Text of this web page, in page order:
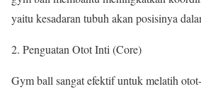
yaitu kesadaran tubuh akan posisinya
Penguatan Otot Inti (Core)
Gym ball sangat efektif untuk melatih